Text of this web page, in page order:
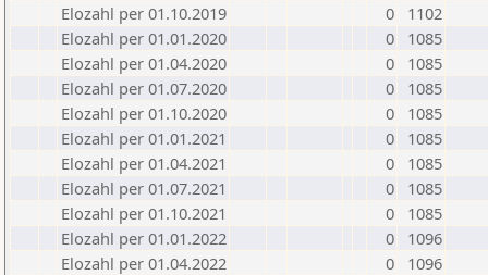
Elozahl per 01.10.2019
0
1102
Elozahl per 01.01.2020
0
1085
Elozahl per 01.04.2020
0
1085
Elozahl per 01.07.2020
0
1085
Elozahl per 01.10.2020
0
1085
Elozahl per 01.01.2021
0
1085
Elozahl per 01.04.2021
0
1085
Elozahl per 01.07.2021
0
1085
Elozahl per 01.10.2021
0
1085
Elozahl per 01.01.2022
0
1096
Elozahl per 01.04.2022
0
1096